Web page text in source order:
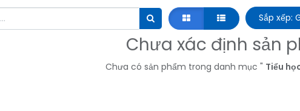
Sắp xếp:
Chưa xác định sản
Chưa có sản phẩm trong danh mục " Tiểu